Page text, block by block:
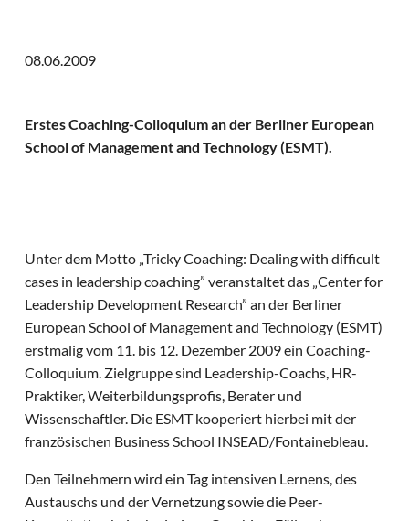
08.06.2009
Erstes Coaching-Colloquium an der Berliner European
School of Management and Technology (ESMT).
Unter dem Motto „Tricky Coaching: Dealing with difficult
cases in leadership coaching” veranstaltet das „Center for
Leadership Development Research” an der Berliner
European School of Management and Technology (ESMT)
erstmalig vom 11. bis 12. Dezember 2009 ein Coaching-
Colloquium. Zielgruppe sind Leadership-Coachs, HR-
Praktiker, Weiterbildungsprofis, Berater und
Wissenschaftler. Die ESMT kooperiert hierbei mit der
französischen Business School INSEAD/Fontainebleau.
Den Teilnehmern wird ein Tag intensiven Lernens, des
Austauschs und der Vernetzung sowie die Peer-